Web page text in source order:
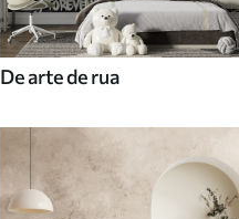
De arte de rua